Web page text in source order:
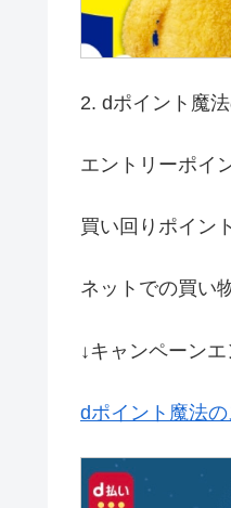
2. dポイント魔
エントリーポイ
買い回りポイン
ネットでの買い
↓キャンペーン
dポイント魔法